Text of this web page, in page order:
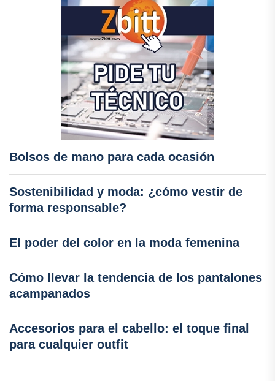
Bolsos de mano para cada ocasión
Sostenibilidad y moda: ¿cómo vestir de
forma responsable?
El poder del color en la moda femenina
Cómo llevar la tendencia de los pantalones
acampanados
Accesorios para el cabello: el toque final
para cualquier outfit